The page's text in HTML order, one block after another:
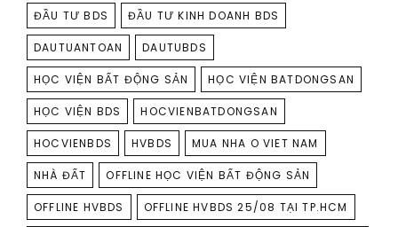
ĐẦU TƯ BDS ĐẦU TƯ KINH DOANH BDS
DAUTUANTOAN DAUTUBDS
HỌC VIỆN BẤT ĐỘNG SẢN HỌC VIỆN BATDONGSAN
HỌC VIỆN BDS HOCVIENBATDONGSAN
HOCVIENBDS HVBDS MUA NHA O VIET NAM
NHÀ ĐẤT OFFLINE HỌC VIỆN BẤT ĐỘNG SẢN
OFFLINE HVBDS OFFLINE HVBDS 25/08 TẠI TP.HCM